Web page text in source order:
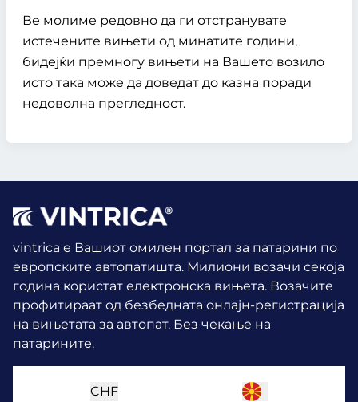
Ве молиме редовно да ги отстранувате
истечените вињети од минатите години,
бидејќи премногу вињети на Вашето возило
исто така може да доведат до казна поради
недоволна прегледност.
vintrica е Вашиот омилен портал за патарини по
европските автопатишта. Милиони возачи секоја
година користат електронска вињета. Возачите
профитираат од безбедната онлајн-регистрација
на вињетата за автопат. Без чекање на
патарините.
CHF